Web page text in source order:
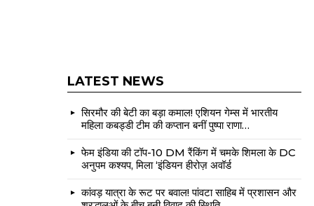
LATEST NEWS
सिरमौर की बेटी का बड़ा कमाल! एशियन गेम्स में भारतीय
महिला कबड्डी टीम की कप्तान बनीं पुष्पा राणा…
फेम इंडिया की टॉप-10 DM रैंकिंग में चमके शिमला के DC
अनुपम कश्यप, मिला ‘इंडियन हीरोज़ अवॉर्ड
कांवड़ यात्रा के रूट पर बवाल! पांवटा साहिब में प्रशासन और